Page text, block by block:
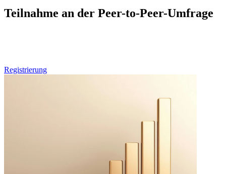
Teilnahme an der Peer-to-Peer-Umfrage
Registrierung